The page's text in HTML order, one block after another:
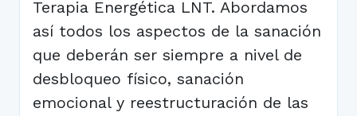
Terapia Energética LNT. Abordamos
así todos los aspectos de la sanación
que deberán ser siempre a nivel de
desbloqueo físico, sanación
emocional y reestructuración de las